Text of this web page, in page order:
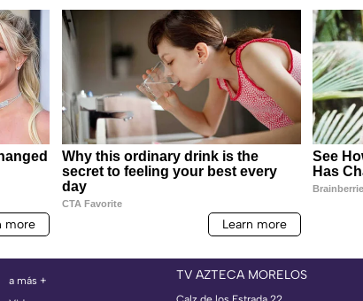
a más +
TV AZTECA MORELOS